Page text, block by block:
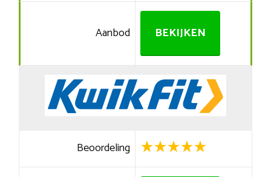
Aanbod BEKIJKEN
Beoordeling